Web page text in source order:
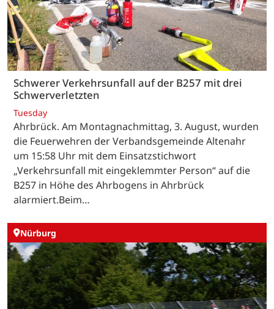
Schwerer Verkehrsunfall auf der B257 mit drei
Schwerverletzten
Tuesday
Ahrbrück. Am Montagnachmittag, 3. August, wurden
die Feuerwehren der Verbandsgemeinde Altenahr
um 15:58 Uhr mit dem Einsatzstichwort
„Verkehrsunfall mit eingeklemmter Person“ auf die
B257 in Höhe des Ahrbogens in Ahrbrück
alarmiert.Beim…
Nürburg